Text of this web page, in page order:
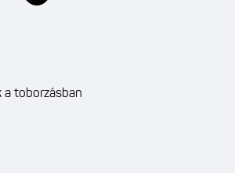
a toborzásban